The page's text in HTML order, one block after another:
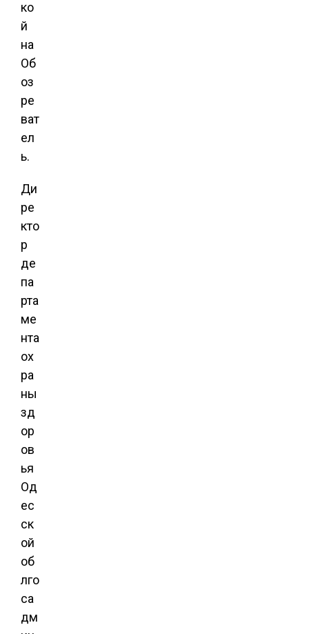
ко
й
на
Об
оз
ре
ват
ел
ь.
Ди
ре
кто
р
де
па
рта
ме
нта
ох
ра
ны
зд
ор
ов
ья
Од
ес
ск
ой
об
лго
са
дм